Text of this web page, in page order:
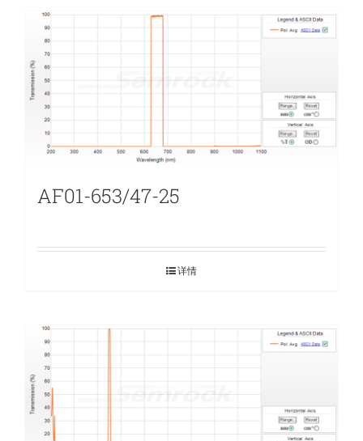
AF01-653/47-25
详情